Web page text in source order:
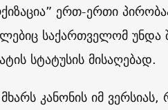
ერთ-ერთი
საქართველომ უნდა
სტატუსის მისაღებად.
კანონის იმ